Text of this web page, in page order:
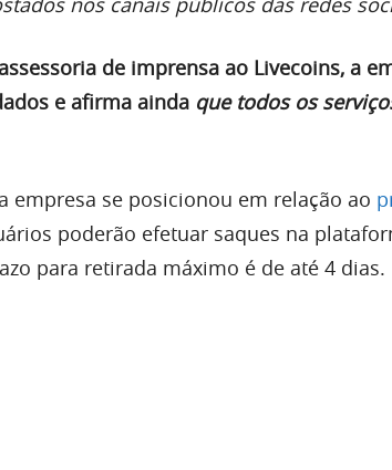
de imprensa ao Livecoins, a
e afirma ainda que todos os
empresa se posicionou em relação ao
poderão efetuar saques na
para retirada máximo é de até 4 dias.